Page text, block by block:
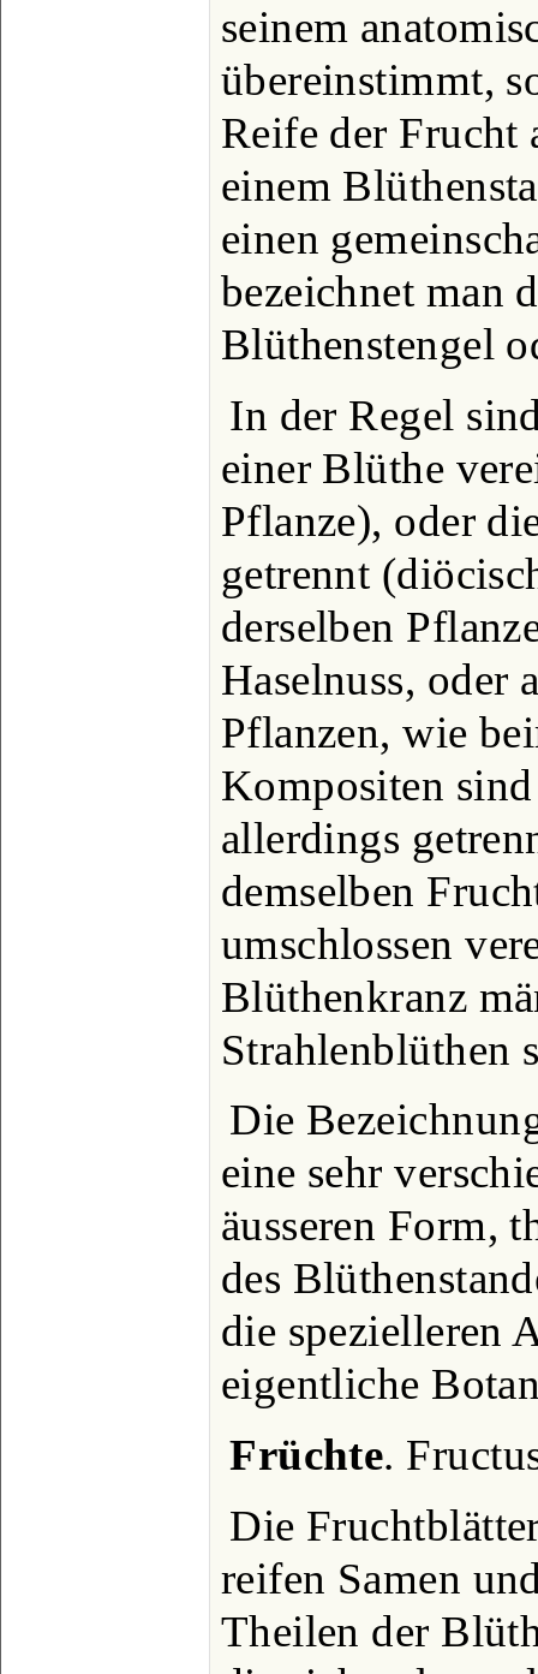
seinem
übereinstimmt,
Reife der Frucht
einem
einen
bezeichnet man
Blüthenstengel
In der Regel
einer Blüthe
Pflanze), oder
getrennt
derselben
Haselnuss, oder
Pflanzen, wie
Kompositen
allerdings
demselben
umschlossen
Blüthenkranz
Strahlenblüthen
Die
eine sehr
äusseren Form,
des
die spezielleren
eigentliche
Früchte.
Die
reifen Samen
Theilen der